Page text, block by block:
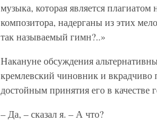
музыка, которая является
композитора, надерганы из этих
так называемый гимн?..»
Накануне обсуждения
кремлевский чиновник и вкрадчиво
достойным принятия его в качестве
– Да, – сказал я. – А что?